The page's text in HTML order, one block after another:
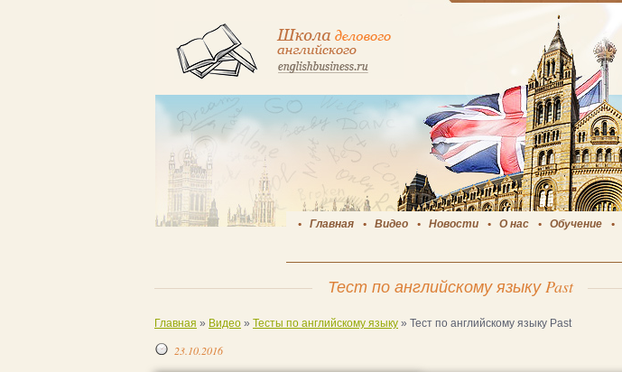
Главная Видео Новости О нас Обучение
Тест по английскому языку Past
Главная » Видео » Тесты по английскому языку » Тест по английскому языку Past
23.10.2016